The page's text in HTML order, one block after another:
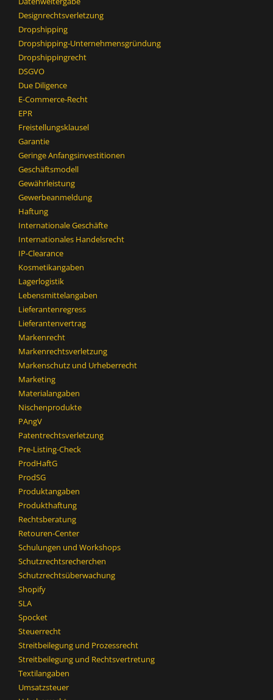
Designrechtsverletzung
Dropshipping
Dropshipping-Unternehmensgründung
Dropshippingrecht
DSGVO
Due Diligence
E-Commerce-Recht
EPR
Freistellungsklausel
Garantie
Geringe Anfangsinvestitionen
Geschäftsmodell
Gewährleistung
Gewerbeanmeldung
Haftung
Internationale Geschäfte
Internationales Handelsrecht
IP-Clearance
Kosmetikangaben
Lagerlogistik
Lebensmittelangaben
Lieferantenregress
Lieferantenvertrag
Markenrecht
Markenrechtsverletzung
Markenschutz und Urheberrecht
Marketing
Materialangaben
Nischenprodukte
PAngV
Patentrechtsverletzung
Pre-Listing-Check
ProdHaftG
ProdSG
Produktangaben
Produkthaftung
Rechtsberatung
Retouren-Center
Schulungen und Workshops
Schutzrechtsrecherchen
Schutzrechtsüberwachung
Shopify
SLA
Spocket
Steuerrecht
Streitbeilegung und Prozessrecht​
Streitbeilegung und Rechtsvertretung
Textilangaben
Umsatzsteuer